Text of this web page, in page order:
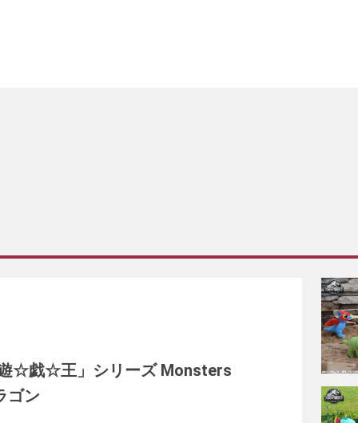
☆戯☆王」シリーズ Monsters
ゴン